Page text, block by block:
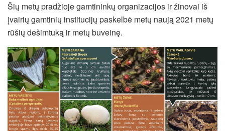
Šių metų pradžioje gamtininkų organizacijos ir žinovai iš
įvairių gamtinių institucijų paskelbė metų naują 2021 metų
rūšių dešimtuką ir metų buveinę.